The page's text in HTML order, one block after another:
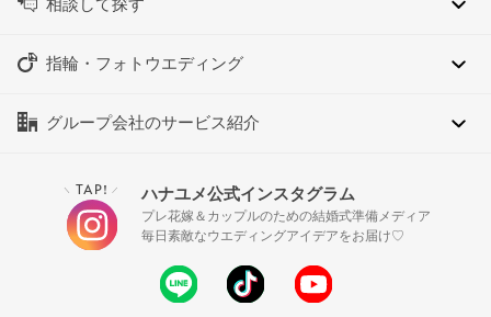
相談して探す
指輪・フォトウエディング
グループ会社のサービス紹介
＼ TAP! ／ ハナユメ公式インスタグラム
プレ花嫁＆カップルのための結婚式準備メディア
毎日素敵なウエディングアイデアをお届け♡